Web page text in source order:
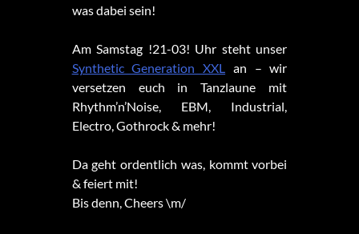
was dabei sein!
Am Samstag !21-03! Uhr steht unser
Synthetic Generation XXL an – wir
versetzen euch in Tanzlaune mit
Rhythm’n’Noise, EBM, Industrial,
Electro, Gothrock & mehr!
Da geht ordentlich was, kommt vorbei
& feiert mit!
Bis denn, Cheers \m/